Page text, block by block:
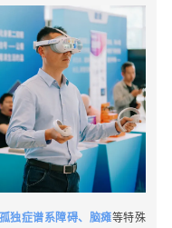
孤独症谱系障碍、脑瘫等特殊